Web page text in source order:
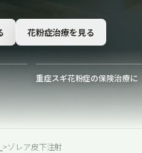
花粉症治療を見る
重症スギ花粉症の保険治療に
>ゾレア皮下注射